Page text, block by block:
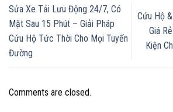
Sửa Xe Tải Lưu Động 24/7, Có
Mặt Sau 15 Phút – Giải Pháp
Cứu Hộ Tức Thời Cho Mọi Tuyến
Đường
Cứu Hộ
Giá
Kiện
Comments are closed.